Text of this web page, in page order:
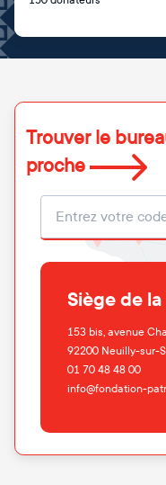
Trouver le
proche
Localisation
Siège de
153 bis, avenue
92200 Neuilly-sur-
01 70 48 48 00
info@fondation-